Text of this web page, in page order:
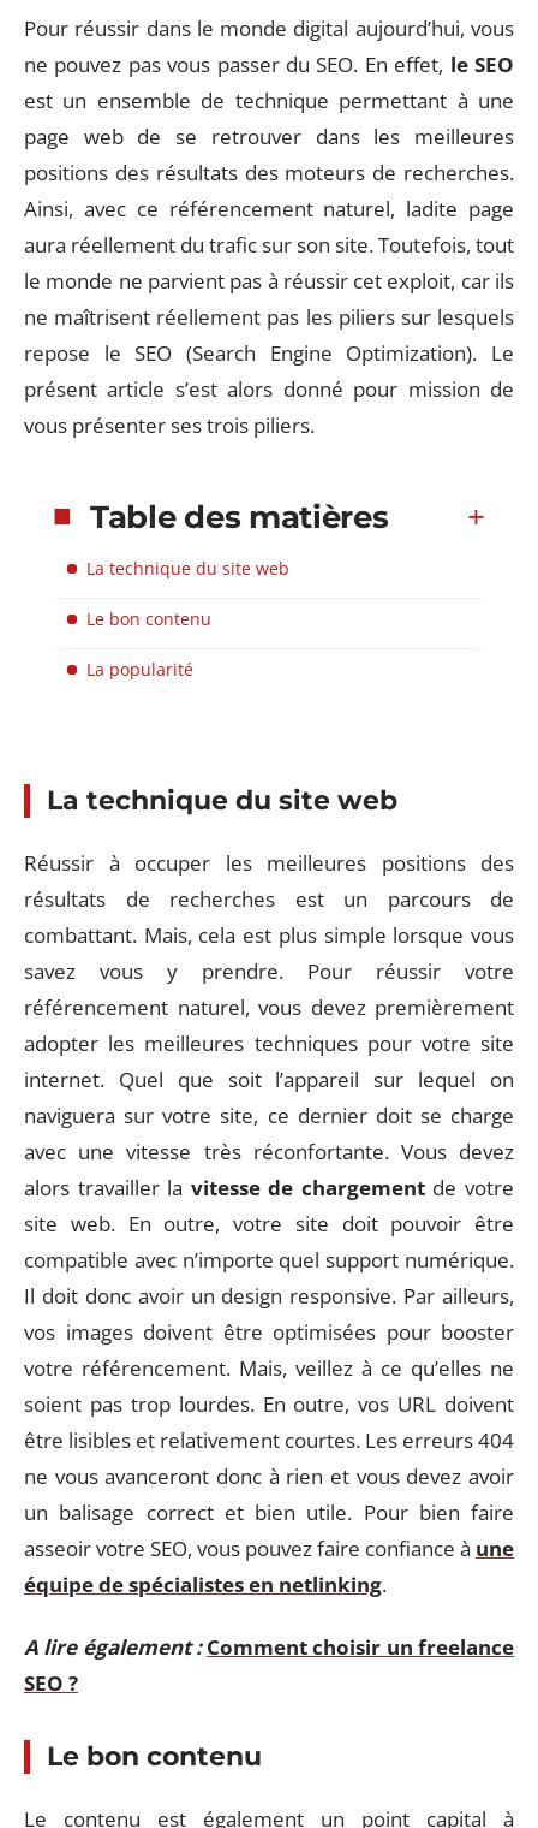
Pour réussir dans le monde digital aujourd’hui, vous
ne pouvez pas vous passer du SEO. En effet, le SEO
est un ensemble de technique permettant à une
page web de se retrouver dans les meilleures
positions des résultats des moteurs de recherches.
Ainsi, avec ce référencement naturel, ladite page
aura réellement du trafic sur son site. Toutefois, tout
le monde ne parvient pas à réussir cet exploit, car ils
ne maîtrisent réellement pas les piliers sur lesquels
repose le SEO (Search Engine Optimization). Le
présent article s’est alors donné pour mission de
vous présenter ses trois piliers.
Table des matières
La technique du site web
Le bon contenu
La popularité
La technique du site web
Réussir à occuper les meilleures positions des
résultats de recherches est un parcours de
combattant. Mais, cela est plus simple lorsque vous
savez vous y prendre. Pour réussir votre
référencement naturel, vous devez premièrement
adopter les meilleures techniques pour votre site
internet. Quel que soit l’appareil sur lequel on
naviguera sur votre site, ce dernier doit se charge
avec une vitesse très réconfortante. Vous devez
alors travailler la vitesse de chargementde votre
site web. En outre, votre site doit pouvoir être
compatible avec n’importe quel support numérique.
Il doit donc avoir un design responsive. Par ailleurs,
vos images doivent être optimisées pour booster
votre référencement. Mais, veillez à ce qu’elles ne
soient pas trop lourdes. En outre, vos URL doivent
être lisibles et relativement courtes. Les erreurs 404
ne vous avanceront donc à rien et vous devez avoir
un balisage correct et bien utile. Pour bien faire
asseoir votre SEO, vous pouvez faire confiance à une
équipe de spécialistes en netlinking.
A lire également : Comment choisir un freelance
SEO ?
Le bon contenu
Le contenu est également un point capital à